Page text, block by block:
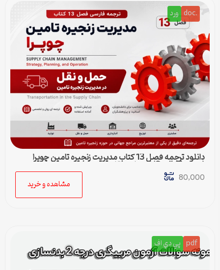
.doc ورد
دانلود ترجمه فصل 13 کتاب مدیریت زنجیره تامین چوپرا
(Sunil Chopra) | حمل و نقل در زنجیره تامین
80,000
مشاهده و خرید
pdf پي دي اف